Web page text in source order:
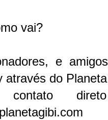
vai?
e
através do